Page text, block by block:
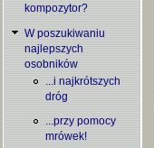
kompozytor?
W poszukiwaniu
najlepszych
osobników
...i najkrótszych
dróg
...przy pomocy
mrówek!